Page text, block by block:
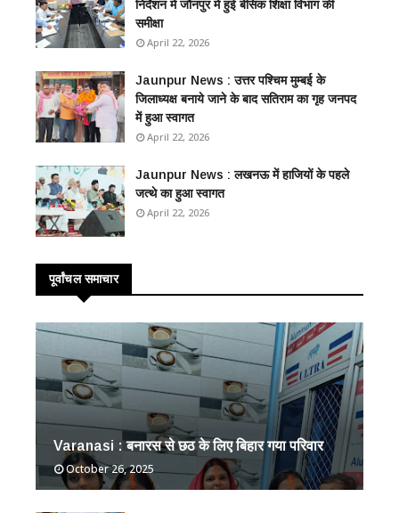
निर्देशन में जौनपुर में हुई बेसिक शिक्षा विभाग की
समीक्षा
April 22, 2026
Jaunpur News : उत्तर पश्चिम मुम्बई के
जिलाध्यक्ष बनाये जाने के बाद सतिराम का गृह जनपद
में हुआ स्वागत
April 22, 2026
Jaunpur News : ​लखनऊ में हाजियों के पहले
जत्थे का हुआ स्वागत
April 22, 2026
पूर्वांचल समाचार
Varanasi : ​​बनारस से छठ के लिए बिहार गया परिवार
October 26, 2025